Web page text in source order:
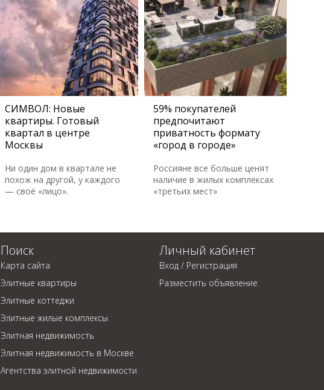
СИМВОЛ: Новые
квартиры. Готовый
квартал в центре
Москвы
Ни один дом в квартале не
похож на другой, у каждого
— своё «лицо».
59% покупателей
предпочитают
приватность формату
«город в городе»
Россияне все больше ценят
наличие в жилых комплексах
«третьих мест»
Поиск
Карта сайта
Элитные квартиры
Элитные коттеджи
Элитные жилые комплексы
Элитная недвижимость
Элитная недвижимость в Москве
Агентства элитной недвижимости
Личный кабинет
Вход / Регистрация
Разместить объявление